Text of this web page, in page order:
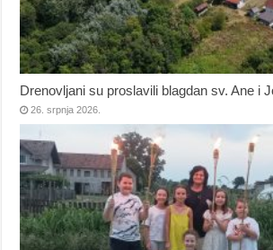
Drenovljani su proslavili blagdan sv. Ane i
26. srpnja 2026.